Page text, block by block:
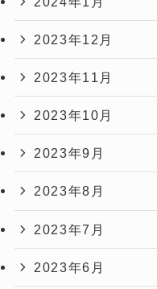
2023年12月
2023年11月
2023年10月
2023年9月
2023年8月
2023年7月
2023年6月